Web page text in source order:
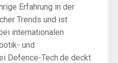
Erfahrung in der
Trends und ist
internationalen
und
Defence-Tech.de deckt